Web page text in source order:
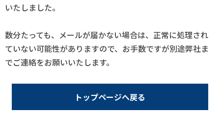
いたしました。
数分たっても、メールが届かない場合は、正常に処理され
ていない可能性がありますので、お手数ですが別途弊社ま
でご連絡をお願いいたします。
トップページへ戻る